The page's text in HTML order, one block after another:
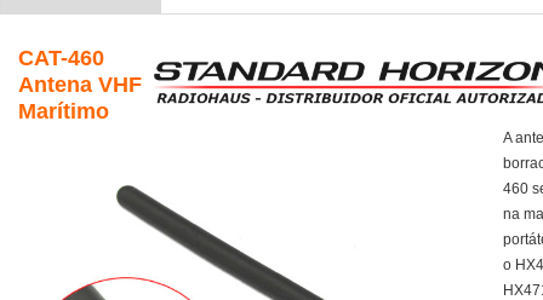
CAT-460
Antena VHF
Marítimo
A
460
na
o